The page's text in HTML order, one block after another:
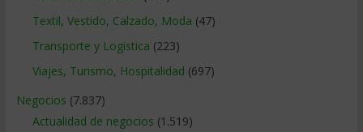
Textil, Vestido, Calzado, Moda (47)
Transporte y Logistica (223)
Viajes, Turismo, Hospitalidad (697)
Negocios (7.837)
Actualidad de negocios (1.519)